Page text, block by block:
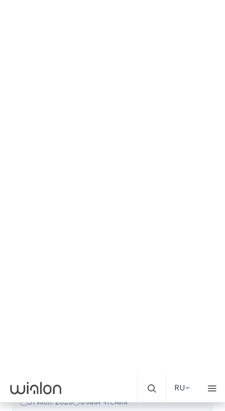
31 июл. 2026 6 мин чтения